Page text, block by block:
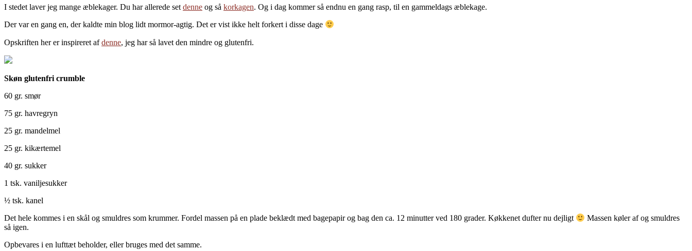
I stedet laver jeg mange æblekager. Du har allerede set denne og så korkagen. Og i dag kommer så endnu en gang rasp, til en gammeldags æblekage.
Der var en gang en, der kaldte min blog lidt mormor-agtig. Det er vist ikke helt forkert i disse dage
Opskriften her er inspireret afdenne, jeg har så lavet den mindre og glutenfri.
Skøn glutenfri crumble
60 gr. smør
75 gr. havregryn
25 gr. mandelmel
25 gr. kikærtemel
40 gr. sukker
1 tsk. vaniljesukker
½ tsk. kanel
Det hele kommes i en skål og smuldres som krummer. Fordel massen på en plade beklædt med bagepapir og bag den ca. 12 minutter ved 180 grader. Køkkenet dufter nu dejligt
Massen køler af og smuldres
så igen.
Opbevares i en lufttæt beholder, eller bruges med det samme.